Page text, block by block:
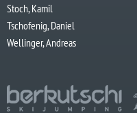
Stoch, Kamil
Tschofenig, Daniel
Wellinger, Andreas